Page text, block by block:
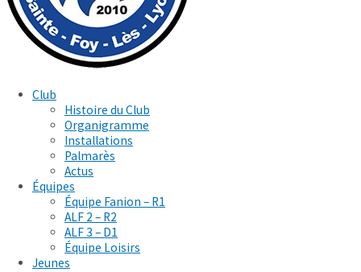
Club
Histoire du Club
Organigramme
Installations
Palmarès
Actus
Équipes
Équipe Fanion – R1
ALF 2 – R2
ALF 3 – D1
Équipe Loisirs
Jeunes